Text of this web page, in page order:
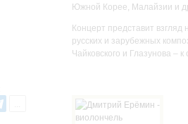
Южной Корее, Малайзии и
Концерт представит
русских и зарубежных
Чайковского и Глазунова –